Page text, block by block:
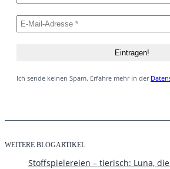
Ich sende keinen Spam. Erfahre mehr in der
WEITERE BLOGARTIKEL
Stoffspielereien – tierisch: Luna,